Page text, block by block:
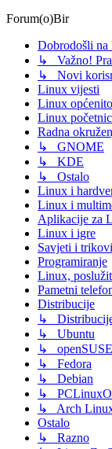
Forum(o)Bir
Dobrodošli na
↳ Važno!
↳ Novi
Linux vijesti
Linux općenito
Linux
Radna
↳ GNOME
↳ KDE
↳ Ostalo
Linux i
Linux i
Aplikacije za
Linux i igre
Savjeti i trikovi
Programiranje
Linux,
Pametni
Distribucije
↳
↳ Ubuntu
↳ openSUSE
↳ Fedora
↳ Debian
↳
↳ Arch
Ostalo
↳ Razno